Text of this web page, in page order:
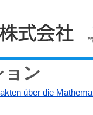
ン
über die